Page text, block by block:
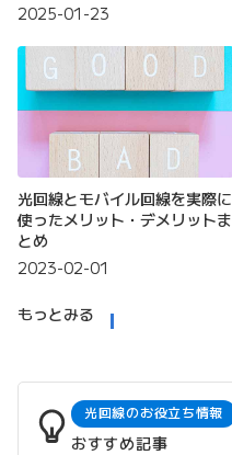
2025-01-23
光回線とモバイル回線を実際に
使ったメリット・デメリットま
とめ
2023-02-01
もっとみる
光回線のお役立ち情報
おすすめ記事